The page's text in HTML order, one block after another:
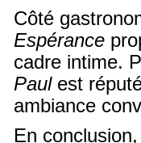
Côté
Espérance
cadre intime.
Paulest
ambiance
En